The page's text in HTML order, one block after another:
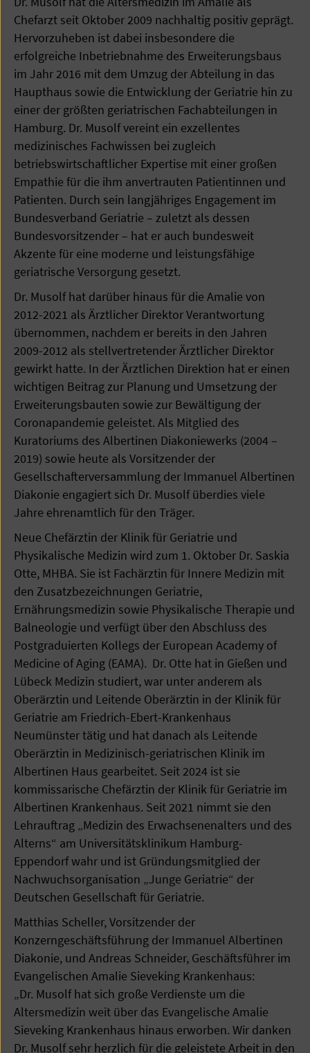
Chefarzt seit Oktober 2009 nachhaltig positiv geprägt.
Hervorzuheben ist dabei insbesondere die
erfolgreiche Inbetriebnahme des Erweiterungsbaus
im Jahr 2016 mit dem Umzug der Abteilung in das
Haupthaus sowie die Entwicklung der Geriatrie hin zu
einer der größten geriatrischen Fachabteilungen in
Hamburg. Dr. Musolf vereint ein exzellentes
medizinisches Fachwissen bei zugleich
betriebswirtschaftlicher Expertise mit einer großen
Empathie für die ihm anvertrauten Patientinnen und
Patienten. Durch sein langjähriges Engagement im
Bundesverband Geriatrie – zuletzt als dessen
Bundesvorsitzender – hat er auch bundesweit
Akzente für eine moderne und leistungsfähige
geriatrische Versorgung gesetzt.
Dr. Musolf hat darüber hinaus für die Amalie von
2012-2021 als Ärztlicher Direktor Verantwortung
übernommen, nachdem er bereits in den Jahren
2009-2012 als stellvertretender Ärztlicher Direktor
gewirkt hatte. In der Ärztlichen Direktion hat er einen
wichtigen Beitrag zur Planung und Umsetzung der
Erweiterungsbauten sowie zur Bewältigung der
Coronapandemie geleistet. Als Mitglied des
Kuratoriums des Albertinen Diakoniewerks (2004 –
2019) sowie heute als Vorsitzender der
Gesellschafterversammlung der Immanuel Albertinen
Diakonie engagiert sich Dr. Musolf überdies viele
Jahre ehrenamtlich für den Träger.
Neue Chefärztin der Klinik für Geriatrie und
Physikalische Medizin wird zum 1. Oktober Dr. Saskia
Otte, MHBA. Sie ist Fachärztin für Innere Medizin mit
den Zusatzbezeichnungen Geriatrie,
Ernährungsmedizin sowie Physikalische Therapie und
Balneologie und verfügt über den Abschluss des
Postgraduierten Kollegs der European Academy of
Medicine of Aging (EAMA). Dr. Otte hat in Gießen und
Lübeck Medizin studiert, war unter anderem als
Oberärztin und Leitende Oberärztin in der Klinik für
Geriatrie am Friedrich-Ebert-Krankenhaus
Neumünster tätig und hat danach als Leitende
Oberärztin in Medizinisch-geriatrischen Klinik im
Albertinen Haus gearbeitet. Seit 2024 ist sie
kommissarische Chefärztin der Klinik für Geriatrie im
Albertinen Krankenhaus. Seit 2021 nimmt sie den
Lehrauftrag „Medizin des Erwachsenenalters und des
Alterns“ am Universitätsklinikum Hamburg-
Eppendorf wahr und ist Gründungsmitglied der
Nachwuchsorganisation „Junge Geriatrie“ der
Deutschen Gesellschaft für Geriatrie.
Matthias Scheller, Vorsitzender der
Konzerngeschäftsführung der Immanuel Albertinen
Diakonie, und Andreas Schneider, Geschäftsführer im
Evangelischen Amalie Sieveking Krankenhaus:
„Dr. Musolf hat sich große Verdienste um die
Altersmedizin weit über das Evangelische Amalie
Sieveking Krankenhaus hinaus erworben. Wir danken
Dr. Musolf sehr herzlich für die geleistete Arbeit in den